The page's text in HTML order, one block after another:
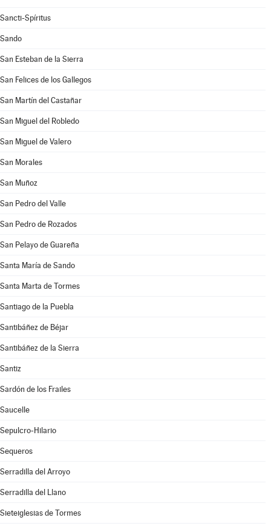
Sancti-Spíritus
Sando
San Esteban de la Sierra
San Felices de los Gallegos
San Martín del Castañar
San Miguel del Robledo
San Miguel de Valero
San Morales
San Muñoz
San Pedro del Valle
San Pedro de Rozados
San Pelayo de Guareña
Santa María de Sando
Santa Marta de Tormes
Santiago de la Puebla
Santibáñez de Béjar
Santibáñez de la Sierra
Santiz
Sardón de los Frailes
Saucelle
Sepulcro-Hilario
Sequeros
Serradilla del Arroyo
Serradilla del Llano
Sieteiglesias de Tormes